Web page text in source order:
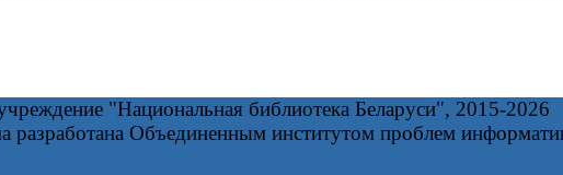
"Национальная библиотека Беларуси", 2015-2026
разработана Объединенным институтом проблем